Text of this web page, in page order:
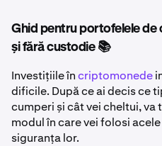
Ghid pentru portofelele
și fără custodie 📚
Investițiile încriptomonede
dificile. După ce ai decis ce
cumperi și cât vei cheltui, va
modul în care vei folosi
siguranța lor.